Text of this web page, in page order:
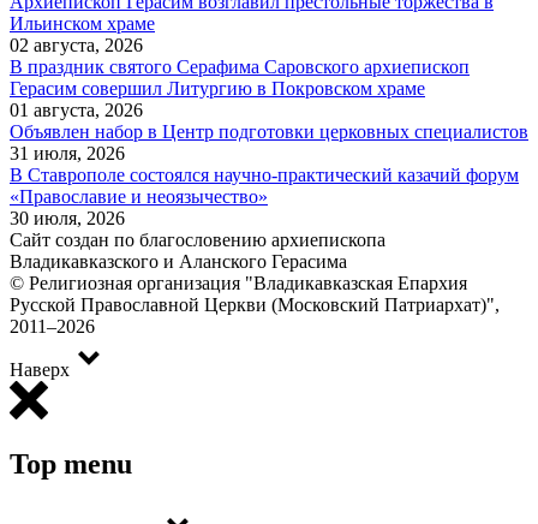
Ильинском храме
02 августа, 2026
В праздник святого Серафима Саровского архиепископ
Герасим совершил Литургию в Покровском храме
01 августа, 2026
Объявлен набор в Центр подготовки церковных специалистов
31 июля, 2026
В Ставрополе состоялся научно-практический казачий форум
«Православие и неоязычество»
30 июля, 2026
Сайт создан по благословению архиепископа
Владикавказского и Аланского Герасима
© Религиозная организация "Владикавказская Епархия
Русской Православной Церкви (Московский Патриархат)",
2011–2026
Наверх
Top menu